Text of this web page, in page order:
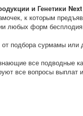
и Генетики
к которым
любых форм бесплодия
подбора сурмамы
все подводные
все вопросы выплат